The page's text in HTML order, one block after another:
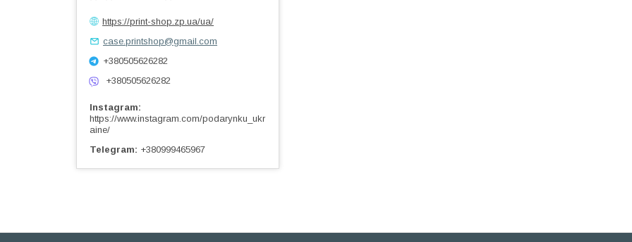
https://print-shop.zp.ua/ua/
case.printshop@gmail.com
+380505626282
+380505626282
Instagram
https://www.instagram.com/podarynku_ukr
aine/
Telegram
+380999465967